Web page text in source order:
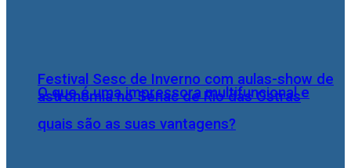
O que é uma impressora multifuncional e
quais são as suas vantagens?
Festival Sesc de Inverno com aulas-show de
astronomia no Senac de Rio das Ostras